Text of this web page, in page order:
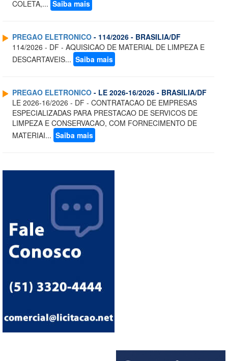
COLETA,... Saiba mais
PREGAO ELETRONICO - 114/2026 - BRASILIA/DF
114/2026 - DF - AQUISICAO DE MATERIAL DE LIMPEZA E
DESCARTAVEIS... Saiba mais
PREGAO ELETRONICO - LE 2026-16/2026 - BRASILIA/DF
LE 2026-16/2026 - DF - CONTRATACAO DE EMPRESAS
ESPECIALIZADAS PARA PRESTACAO DE SERVICOS DE
LIMPEZA E CONSERVACAO, COM FORNECIMENTO DE
MATERIAI... Saiba mais